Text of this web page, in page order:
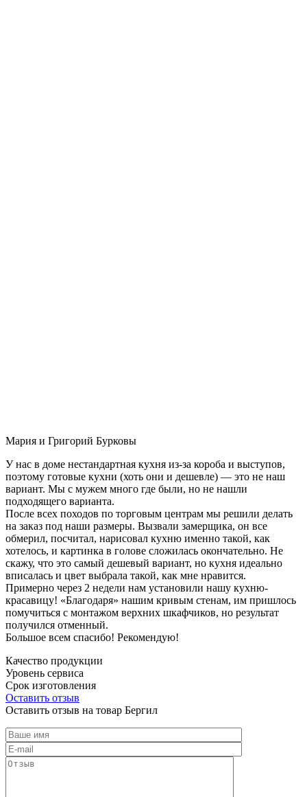
Мария и Григорий Бурковы
У нас в доме нестандартная кухня из-за короба и выступов,
поэтому готовые кухни (хоть они и дешевле) — это не наш
вариант. Мы с мужем много где были, но не нашли
подходящего варианта.
После всех походов по торговым центрам мы решили делать
на заказ под наши размеры. Вызвали замерщика, он все
обмерил, посчитал, нарисовал кухню именно такой, как
хотелось, и картинка в голове сложилась окончательно. Не
скажу, что это самый дешевый вариант, но кухня идеально
вписалась и цвет выбрала такой, как мне нравится.
Примерно через 2 недели нам установили нашу кухню-
красавицу! «Благодаря» нашим кривым стенам, им пришлось
помучиться с монтажом верхних шкафчиков, но результат
получился отменный.
Большое всем спасибо! Рекомендую!
Качество продукции
Уровень сервиса
Срок изготовления
Оставить отзыв
Оставить отзыв на товар Бергил